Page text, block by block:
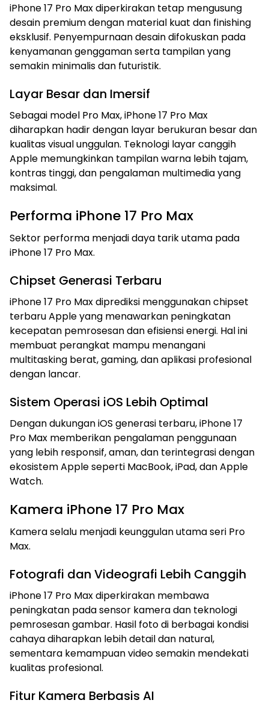
iPhone 17 Pro Max diperkirakan tetap mengusung
desain premium dengan material kuat dan finishing
eksklusif. Penyempurnaan desain difokuskan pada
kenyamanan genggaman serta tampilan yang
semakin minimalis dan futuristik.
Layar Besar dan Imersif
Sebagai model Pro Max, iPhone 17 Pro Max
diharapkan hadir dengan layar berukuran besar dan
kualitas visual unggulan. Teknologi layar canggih
Apple memungkinkan tampilan warna lebih tajam,
kontras tinggi, dan pengalaman multimedia yang
maksimal.
Performa iPhone 17 Pro Max
Sektor performa menjadi daya tarik utama pada
iPhone 17 Pro Max.
Chipset Generasi Terbaru
iPhone 17 Pro Max diprediksi menggunakan chipset
terbaru Apple yang menawarkan peningkatan
kecepatan pemrosesan dan efisiensi energi. Hal ini
membuat perangkat mampu menangani
multitasking berat, gaming, dan aplikasi profesional
dengan lancar.
Sistem Operasi iOS Lebih Optimal
Dengan dukungan iOS generasi terbaru, iPhone 17
Pro Max memberikan pengalaman penggunaan
yang lebih responsif, aman, dan terintegrasi dengan
ekosistem Apple seperti MacBook, iPad, dan Apple
Watch.
Kamera iPhone 17 Pro Max
Kamera selalu menjadi keunggulan utama seri Pro
Max.
Fotografi dan Videografi Lebih Canggih
iPhone 17 Pro Max diperkirakan membawa
peningkatan pada sensor kamera dan teknologi
pemrosesan gambar. Hasil foto di berbagai kondisi
cahaya diharapkan lebih detail dan natural,
sementara kemampuan video semakin mendekati
kualitas profesional.
Fitur Kamera Berbasis AI